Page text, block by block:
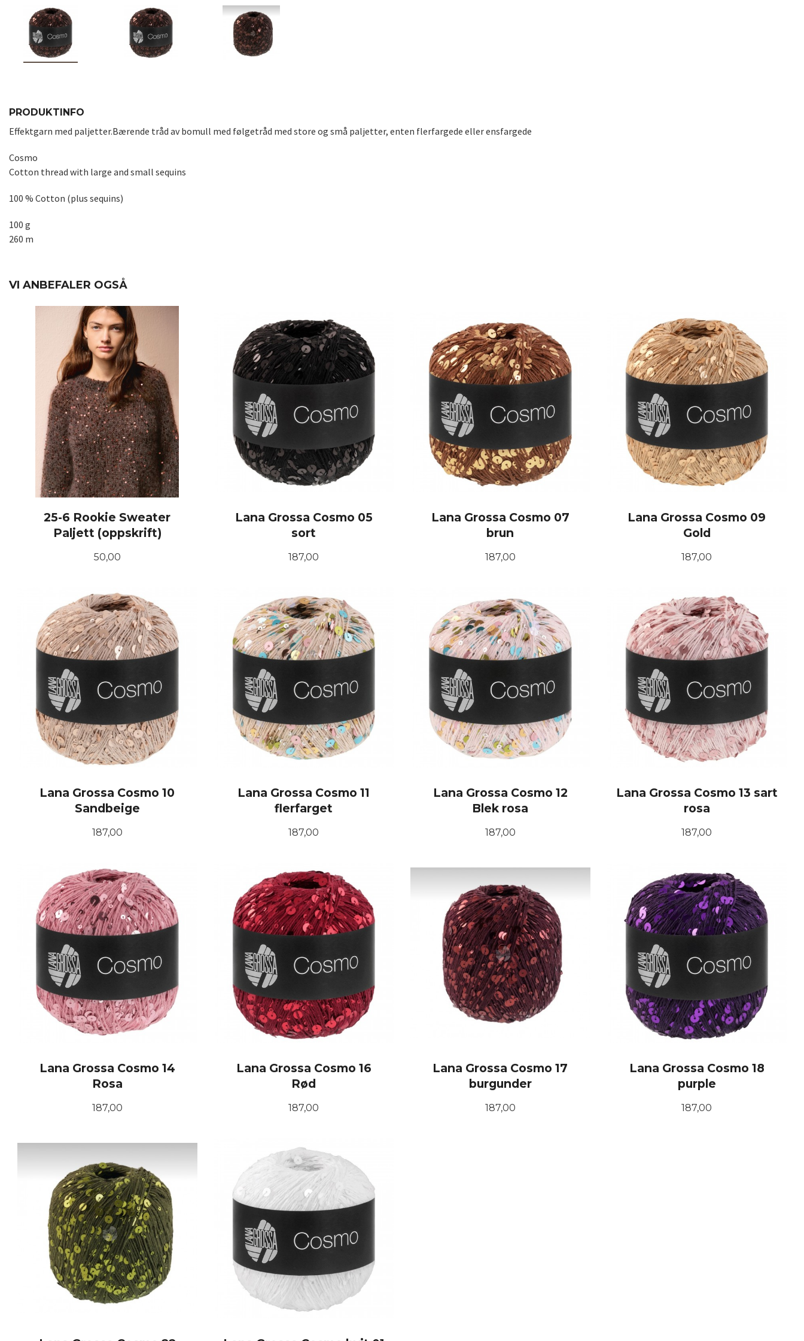
PRODUKTINFO
Effektgarn med paljetter.Bærende tråd av bomull med følgetråd med store og små paljetter, enten flerfargede eller ensfargede
Cosmo
Cotton thread with large and small sequins
100 % Cotton (plus sequins)
100 g
260 m
VI ANBEFALER OGSÅ
25-6 Rookie Sweater
Paljett (oppskrift)
Pris
50,00
Lana Grossa Cosmo 05
sort
Pris
187,00
Lana Grossa Cosmo 07
brun
Pris
187,00
Lana Grossa Cosmo 09
Gold
Pris
187,00
Lana Grossa Cosmo 10
Sandbeige
Pris
187,00
Lana Grossa Cosmo 11
flerfarget
Pris
187,00
Lana Grossa Cosmo 12
Blek rosa
Pris
187,00
Lana Grossa Cosmo 13 sart
rosa
Pris
187,00
Lana Grossa Cosmo 14
Rosa
Pris
187,00
Lana Grossa Cosmo 16
Rød
Pris
187,00
Lana Grossa Cosmo 17
burgunder
Pris
187,00
Lana Grossa Cosmo 18
purple
Pris
187,00